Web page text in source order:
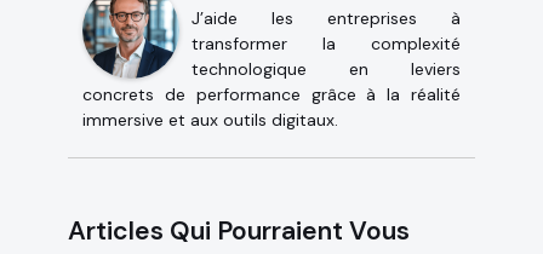
J’aide les entreprises à
transformer la complexité
technologique en leviers
concrets de performance grâce à la réalité
immersive et aux outils digitaux.
Articles Qui Pourraient Vous